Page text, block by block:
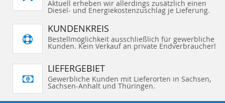
Aktuell erheben wir allerdings zusätzlich einen
Diesel- und Energiekostenzuschlag je Lieferung.
KUNDENKREIS
Bestellmöglichkeit ausschließlich für gewerbliche
Kunden. Kein Verkauf an private Endverbraucher!
LIEFERGEBIET
Gewerbliche Kunden mit Lieferorten in Sachsen,
Sachsen-Anhalt und Thüringen.